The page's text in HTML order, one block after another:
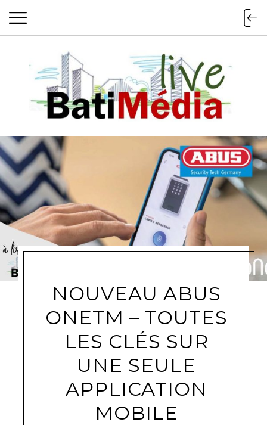
Batimedialive
NOUVEAU ABUS
ONETM – TOUTES
LES CLÉS SUR
UNE SEULE
APPLICATION
MOBILE